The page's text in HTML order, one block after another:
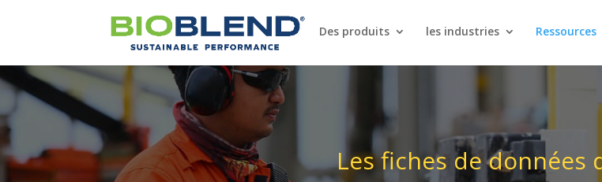
Des produits les industries Ressources
Les fiches de données